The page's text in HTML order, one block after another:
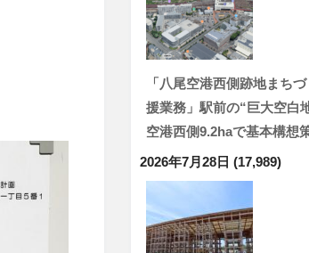
「八尾空港西側跡地まち
援業務」駅前の“巨大空
空港西側9.2haで基本構想
2026年7月28日 (17,989)